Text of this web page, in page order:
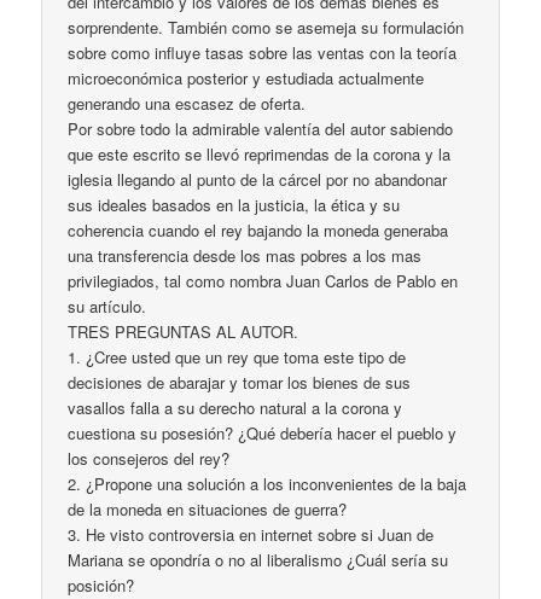
sorprendente. También como se asemeja su formulación
sobre como influye tasas sobre las ventas con la teoría
microeconómica posterior y estudiada actualmente
generando una escasez de oferta.
Por sobre todo la admirable valentía del autor sabiendo
que este escrito se llevó reprimendas de la corona y la
iglesia llegando al punto de la cárcel por no abandonar
sus ideales basados en la justicia, la ética y su
coherencia cuando el rey bajando la moneda generaba
una transferencia desde los mas pobres a los mas
privilegiados, tal como nombra Juan Carlos de Pablo en
su artículo.
TRES PREGUNTAS AL AUTOR.
1. ¿Cree usted que un rey que toma este tipo de
decisiones de abarajar y tomar los bienes de sus
vasallos falla a su derecho natural a la corona y
cuestiona su posesión? ¿Qué debería hacer el pueblo y
los consejeros del rey?
2. ¿Propone una solución a los inconvenientes de la baja
de la moneda en situaciones de guerra?
3. He visto controversia en internet sobre si Juan de
Mariana se opondría o no al liberalismo ¿Cuál sería su
posición?